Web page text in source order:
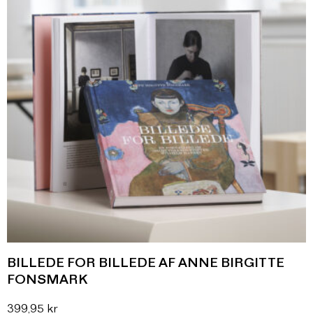
BILLEDE FOR BILLEDE AF ANNE BIRGITTE
FONSMARK
399,95 kr